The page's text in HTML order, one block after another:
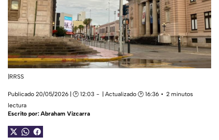
|RRSS
Publicado 20/05/2026 | 🕑 12:03 | Actualizado 🕑 16:36
2 minutos
lectura
Escrito por: Abraham Vizcarra